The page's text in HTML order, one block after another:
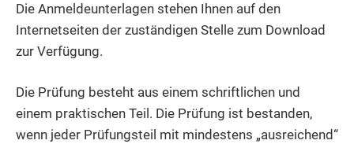
Die Anmeldeunterlagen stehen Ihnen auf den
Internetseiten der zuständigen Stelle zum Download
zur Verfügung.
Die Prüfung besteht aus einem schriftlichen und
einem praktischen Teil. Die Prüfung ist bestanden,
wenn jeder Prüfungsteil mit mindestens „ausreichend“